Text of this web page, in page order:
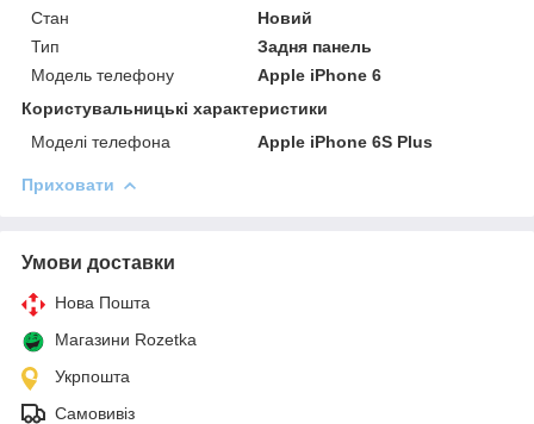
Стан
Новий
Тип
Задня панель
Модель телефону
Apple iPhone 6
Користувальницькі характеристики
Моделі телефона
Apple iPhone 6S Plus
Приховати
Умови доставки
Нова Пошта
Магазини Rozetka
Укрпошта
Самовивіз